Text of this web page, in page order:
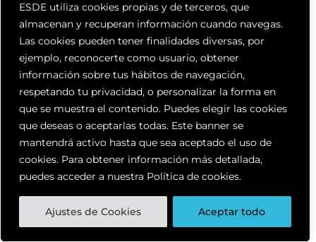
ESDE utiliza cookies propias y de terceros, que
almacenan y recuperan información cuando navegas.
Las cookies pueden tener finalidades diversas, por
ejemplo, reconocerte como usuario, obtener
información sobre tus hábitos de navegación,
respetando tu privacidad, o personalizar la forma en
que se muestra el contenido. Puedes elegir las cookies
que deseas o aceptarlas todas. Este banner se
mantendrá activo hasta que sea aceptado el uso de
cookies. Para obtener información más detallada,
puedes acceder a nuestra Política de cookies.
Ajustes de Cookies Aceptar todo
Contenido del Curso
Accede al grupo privado
Calendario de sesiones en directo
Mentorías